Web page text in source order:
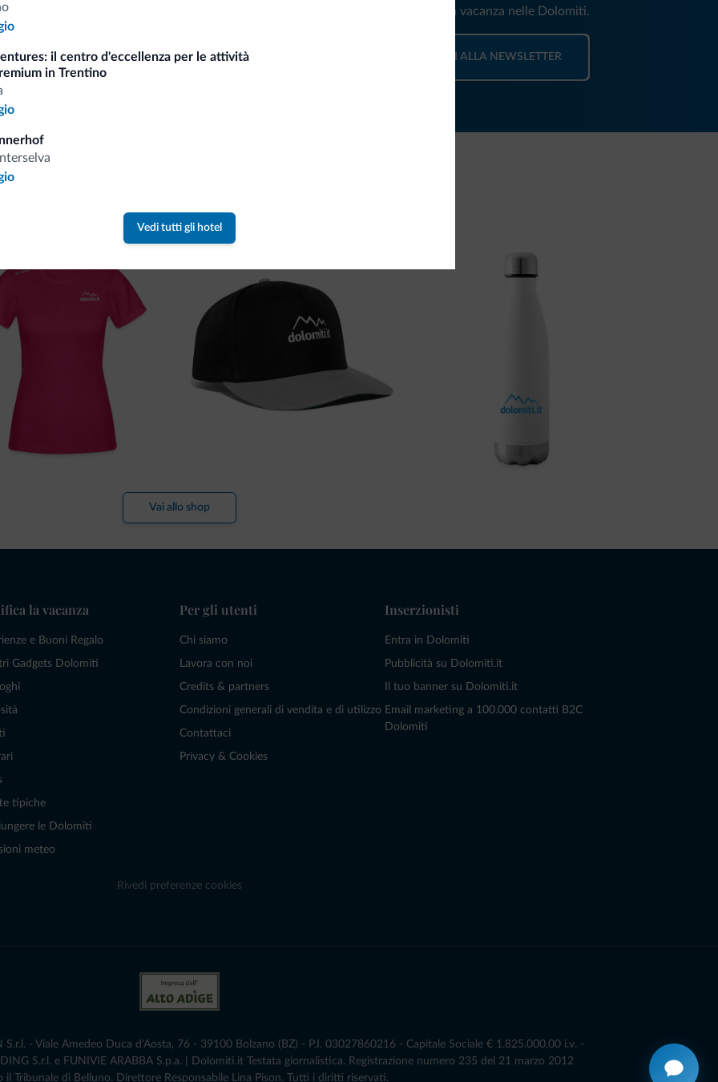
il centro d'eccellenza per le attività
in Trentino
Vedi tutti gli hotel
Riceverai informazioni, offerte esclusive e news per la tua vacanza nelle Dolomiti.
ISCRIVITI ALLA NEWSLETTER
collezione
firmata Dolomiti.it!
Vai allo shop
la vacanza
e Buoni Regalo
Gadgets Dolomiti
tipiche
le Dolomiti
meteo
Per gli utenti
Chi siamo
Lavora con noi
Credits & partners
Condizioni generali di vendita e di utilizzo
Contattaci
Privacy & Cookies
Inserzionisti
Entra in Dolomiti
Pubblicità su Dolomiti.it
Il tuo banner su Dolomiti.it
Email marketing a 100.000 contatti B2C
Dolomiti
Rivedi preferenze cookies
- Viale Amedeo Duca d'Aosta, 76 - 39100 Bolzano (BZ) - P.I. 03027860216 - Capitale Sociale € 1.825.000,00 i.v. -
S.r.l. e FUNIVIE ARABBA S.p.a. | Dolomiti.it Testata giornalistica. Registrazione numero 235 del 21 marzo 2012
il Tribunale di Belluno.­ Direttore Responsabile Lina Pison. Tutti i diritti riservati.